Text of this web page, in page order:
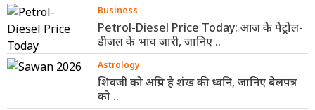
Business
Petrol-Diesel Price Today: आज के पेट्रोल-
डीजल के भाव जारी, जानिए ..
Astrology
शिवजी को अप्रिय है शंख की ध्वनि, जानिए बेलपत्र
को ..